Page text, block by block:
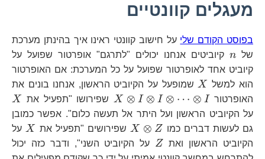
מעגלים קוונטיים
בפוסט הקודם שלי על חישוב קוונטי ראינו איך בהינתן מערכת
של
n n קיוביטים אנחנו יכולים "לתרגם" אופרטור שפועל על
קיוביט אחד לאופרטור שפועל על כל המערכת: אם האופרטור
הוא למשל
X X שמופעל על הקיוביט הראשון, אנחנו בונים את
האופרטור
X\otimes I\otimes
I\otimes\cdots\otimes
X ⊗ I ⊗ I ⊗ ⋯ ⊗ I שפירושו "תפעיל את X
על הקיוביט הראשון ועל היתר אל תעשה כלום". אפשר כמובן
גם לעשות דברים כמוX\otimes
Z
X ⊗ Z שפירושים "תפעיל את X
X על
הקיוביט הראשון ואת
Z Z על הקיוביט השני", ודבר כזה יכול